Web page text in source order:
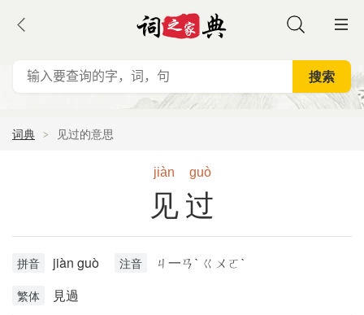
词典 见过的意思
jiàn guò
见过
拼音 jiàn guò 注音 ㄐ一ㄢˋ ㄍㄨㄛˋ
繁体 見過